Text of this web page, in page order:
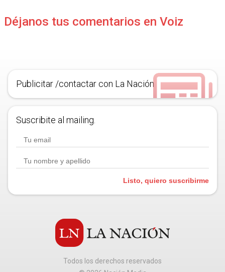
Déjanos tus comentarios en Voiz
Publicitar /contactar con La Nación
Suscribite al mailing.
Listo, quiero suscribirme
Todos los derechos reservados